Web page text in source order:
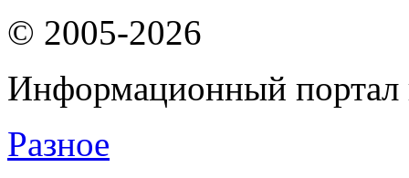
© 2005-2026
Информационный портал
Разное